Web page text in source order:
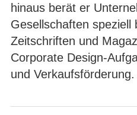
hinaus berät er
Gesellschaften speziell
Zeitschriften und
Corporate Design-
und Verkaufsförderung.